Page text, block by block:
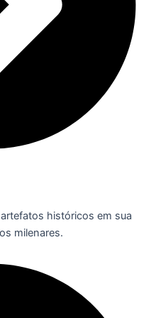
históricos em sua
milenares.